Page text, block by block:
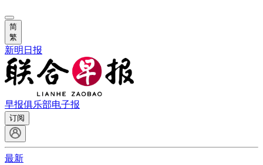
简
繁
新明日报
早报俱乐部电子报
订阅
最新